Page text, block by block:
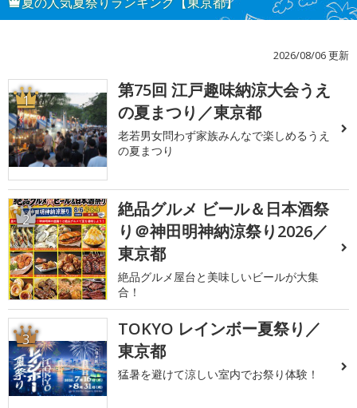
2026/08/06 更新
1
第75回 江戸趣味納涼大会うえ
の夏まつり／東京都
老若男女問わず家族みんなで楽しめるうえ
の夏まつり
2
絶品グルメ ビール＆日本酒祭
り＠神田明神納涼祭り2026／
東京都
絶品グルメ屋台と美味しいビールが大集
合！
3
TOKYO レインボー夏祭り／
東京都
猛暑を避けて涼しい室内でお祭り体験！